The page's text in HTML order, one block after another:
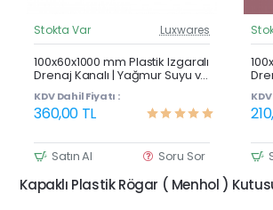
Güncel Fiyat
Çok Satan
Stokta Var Luxwares
100x60x1000 mm Plastik Izgaralı
Drenaj Kanalı | Yağmur Suyu ve
Havuz Kenarı Oluğu
KDV Dahil Fiyatı :
360,00 TL
Satın Al Soru Sor
Kapaklı Plastik Rögar ( Menhol )